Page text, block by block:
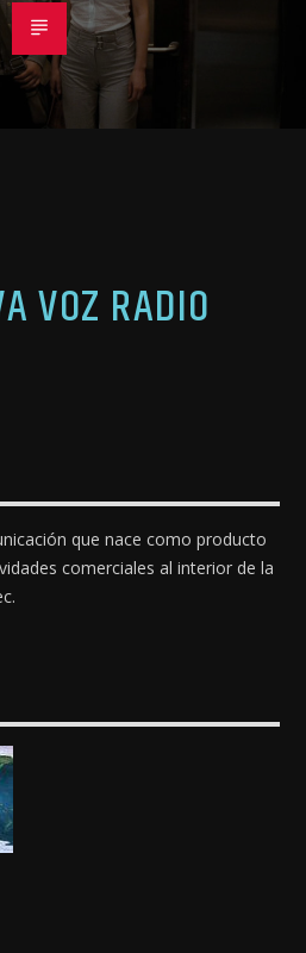
VOZ RADIO
que nace como producto
comerciales al interior de la